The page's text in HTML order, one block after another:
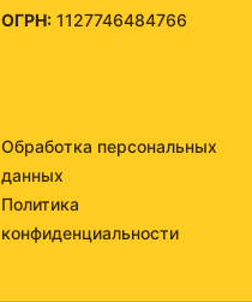
ОГРН: 1127746484766
Обработка персональных
данных
Политика
конфиденциальности